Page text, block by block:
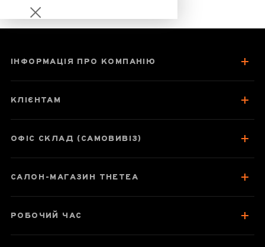
Паспорт товару
Про чай
ІНФОРМАЦІЯ ПРО КОМПАНІЮ
КЛІЄНТАМ
ОФІС СКЛАД (САМОВИВІЗ)
САЛОН-МАГАЗИН THETEA
РОБОЧИЙ ЧАС